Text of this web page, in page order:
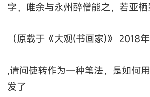
字，唯余与永州醉僧能之，若亚栖
（原载于《大观(书画家)》 2018
,请问使转作为一种笔法，是如何
发了